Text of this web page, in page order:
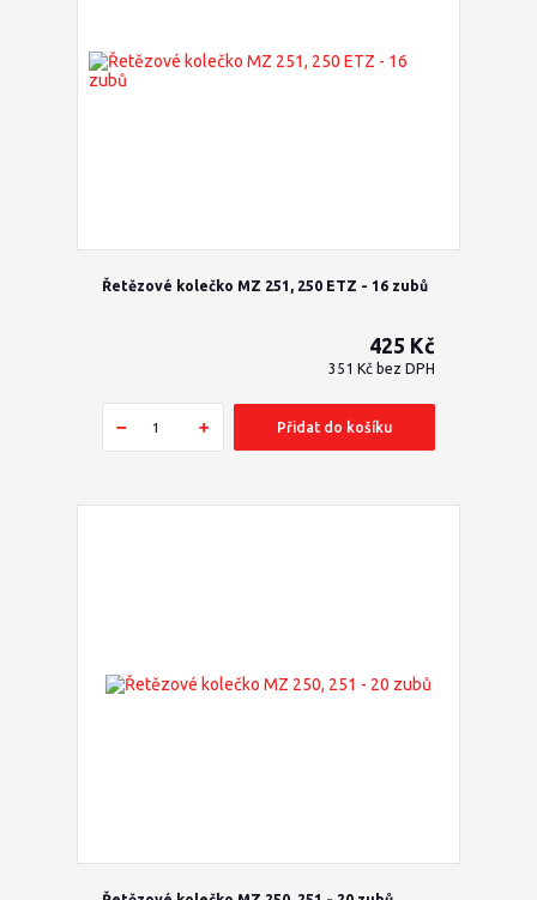
Řetězové kolečko MZ 251, 250 ETZ - 16 zubů
425 Kč
351 Kč bez DPH
Přidat do košíku